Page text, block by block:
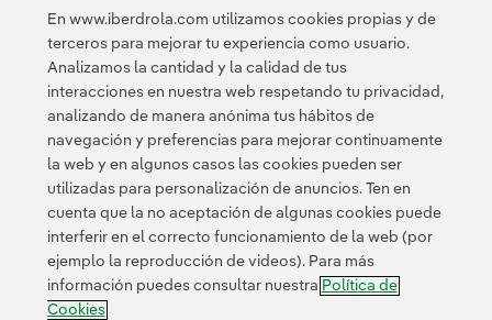
incrementar la calidad de servicio y la resiliencia ante
fenómenos meteorológicos extremos y de posibilitar la
integración de más energías limpias al sistema.
Contacta Clientes Política de Privacidad Información legal
Transparencia en el uso de la IA
En www.iberdrola.com utilizamos cookies propias y de
terceros para mejorar tu experiencia como usuario.
Analizamos la cantidad y la calidad de tus
interacciones en nuestra web respetando tu privacidad,
analizando de manera anónima tus hábitos de
navegación y preferencias para mejorar continuamente
la web y en algunos casos las cookies pueden ser
utilizadas para personalización de anuncios. Ten en
cuenta que la no aceptación de algunas cookies puede
interferir en el correcto funcionamiento de la web (por
ejemplo la reproducción de videos). Para más
información puedes consultar nuestra Política de
Cookies